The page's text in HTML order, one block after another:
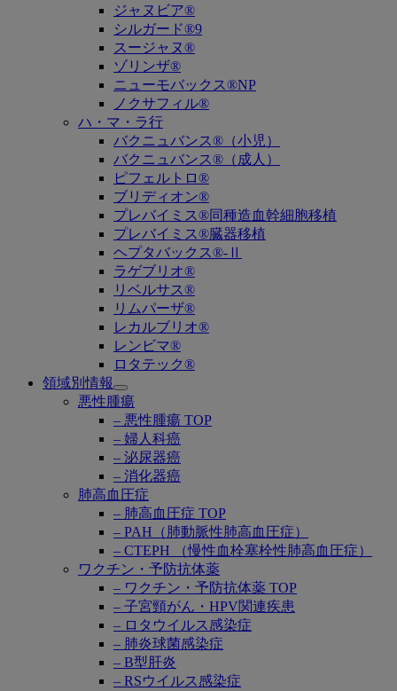
ジャヌビア®
シルガード®9
スージャヌ®
ゾリンザ®
ニューモバックス®NP
ノクサフィル®
ハ・マ・ラ行
バクニュバンス®（小児）
バクニュバンス®（成人）
ピフェルトロ®
ブリディオン®
プレバイミス®同種造血幹細胞移植
プレバイミス®臓器移植
ヘプタバックス®-Ⅱ
ラゲブリオ®
リベルサス®
リムパーザ®
レカルブリオ®
レンビマ®
ロタテック®
領域別情報
Open
submenu
悪性腫瘍
– 悪性腫瘍 TOP
– 婦人科癌
– 泌尿器癌
– 消化器癌
肺高血圧症
– 肺高血圧症 TOP
– PAH（肺動脈性肺高血圧症）
– CTEPH （慢性血栓塞栓性肺高血圧症）
ワクチン・予防抗体薬
– ワクチン・予防抗体薬 TOP
– 子宮頸がん・HPV関連疾患
– ロタウイルス感染症
– 肺炎球菌感染症
– B型肝炎
– RSウイルス感染症